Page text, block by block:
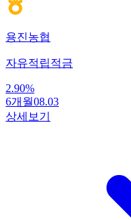
용진농협
자유적립적금
2.90%
6개월08.03
상세보기